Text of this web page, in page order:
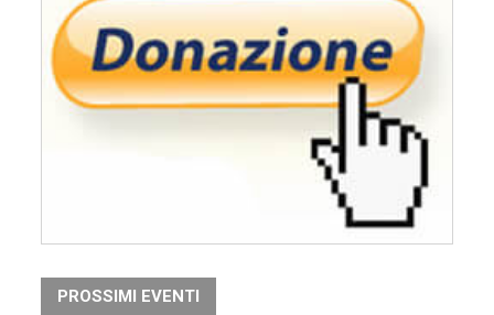
PROSSIMI EVENTI